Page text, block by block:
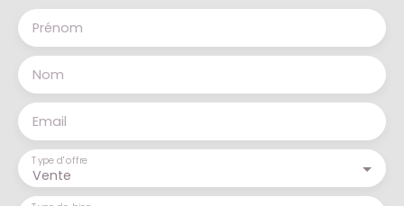
Prénom
Nom
Email
Vente
Type d'offre